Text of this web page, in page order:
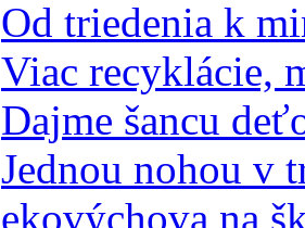
Od triedenia k
Viac recyklácie,
Dajme šancu
Jednou nohou v
ekovýchova na